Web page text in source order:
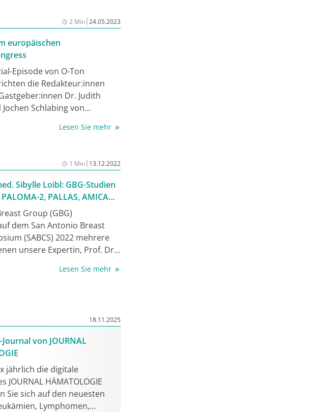
2 Min|24.05.2023
europäischen
Episode von O-Ton
die Redakteur:innen
Dr. Judith
Schlabing von
Berlin. Sie hören Ausschnitte
Breast Group (GBG),
Harbeck, Leiterin
Onkologische Tagesklinik
Lesen Sie mehr
1 Min| 13.12.2022
Sibylle Loibl: GBG-Studien
PALOMA-2, PALLAS, AMICA
Group (GBG)
dem San Antonio Breast
(SABCS) 2022 mehrere
unsere Expertin, Prof. Dr.
Sie fasst die Ergebnisse der
Prof. Loibls Highlight des
Prof. Peter Fasching in der
Session vorgestellten Daten
GeparOLA zur Effektivität
von Paclitaxel/Olaparib
Carboplatin als
Therapie.
Lesen Sie mehr
18.11.2025
von JOURNAL
jährlich die digitale
JOURNAL HÄMATOLOGIE
Sie sich auf den neuesten
Lymphomen,